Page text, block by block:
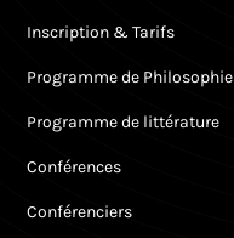
Inscription & Tarifs
Programme de Philosophie
Programme de littérature
Conférences
Conférenciers